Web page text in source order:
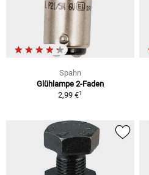
Spahn
Glühlampe 2-Faden
2,99 €1